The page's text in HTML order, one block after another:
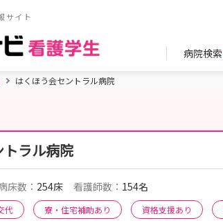
サイト
病院検索
はくほう会セントラル病院
ラル病院
床数： 254床 看護師数： 154名
代 寮・住宅補助あり 資格支援あり